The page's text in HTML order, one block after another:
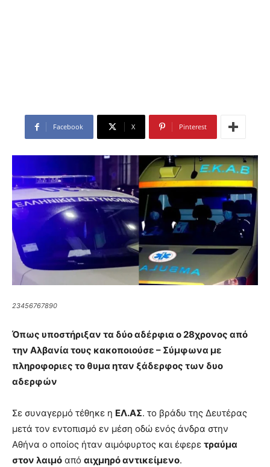
Facebook X Pinterest
23456767890
Όπως υποστήριξαν τα δύο αδέρφια ο 28χρονος από
την Αλβανία τους κακοποιούσε – Σύμφωνα με
πληροφοριες το θυμα ηταν ξάδερφος των δυο
αδερφών
Σε συναγερμό τέθηκε η ΕΛ.ΑΣ. το βράδυ της Δευτέρας
μετά τον εντοπισμό εν μέση οδώ ενός άνδρα στην
Αθήνα ο οποίος ήταν αιμόφυρτος και έφερε τραύμα
στον λαιμό από αιχμηρό αντικείμενο.